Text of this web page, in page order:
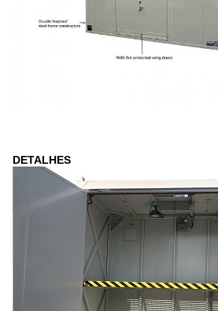
DETALHES